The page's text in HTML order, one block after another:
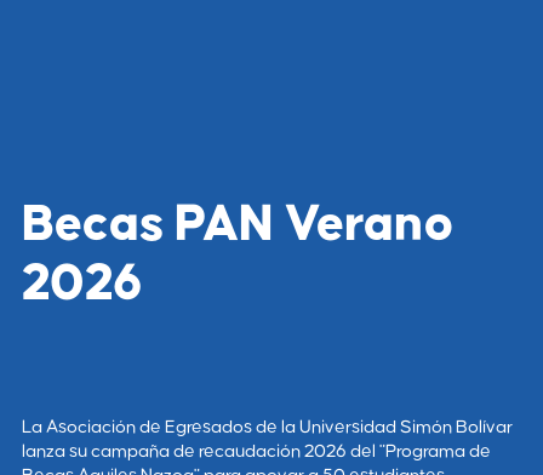
Becas PAN Verano
2026
La Asociación de Egresados de la Universidad Simón Bolívar
lanza su campaña de recaudación 2026 del "Programa de